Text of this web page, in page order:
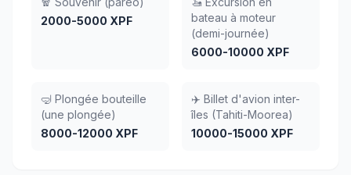
2000-5000 XPF
bateau à moteur
(demi-journée)
6000-10000 XPF
🤿 Plongée bouteille
(une plongée)
8000-12000 XPF
✈️ Billet d'avion inter-
îles (Tahiti-Moorea)
10000-15000 XPF